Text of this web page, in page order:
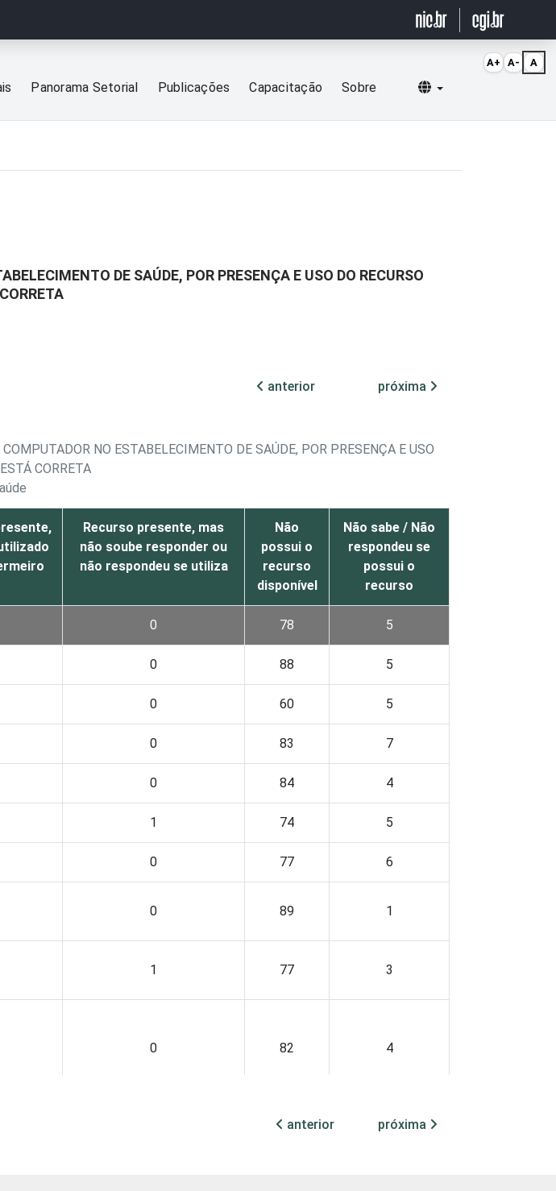
Panorama Setorial Publicações Capacitação Sobre Selecionar idioma
DE SAÚDE, POR PRESENÇA E USO DO RECURSO
anterior
próxima
NO ESTABELECIMENTO DE SAÚDE, POR PRESENÇA E USO
CORRETA
Recurso presente, mas
não soube responder ou
não respondeu se utiliza
Não
possui o
recurso
disponível
Não sabe / Não
respondeu se
possui o
recurso
0 78 5
0 88 5
0 60 5
0 83 7
0 84 4
1 74 5
0 77 6
0 89 1
1 77 3
0 82 4
anterior próxima
A+ A- A